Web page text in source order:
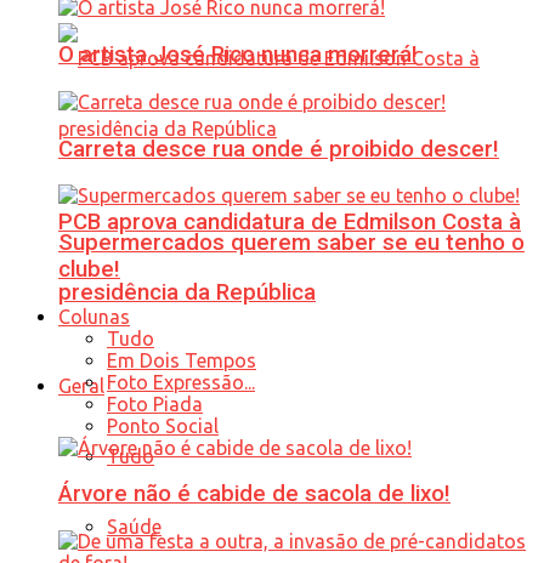
PCB aprova candidatura de Edmilson Costa à
presidência da República
Geral
Tudo
Saúde
O artista José Rico nunca morrerá!
Carreta desce rua onde é proibido descer!
Supermercados querem saber se eu tenho o
clube!
Colunas
Tudo
Em Dois Tempos
Foto Expressão...
Foto Piada
Ponto Social
Árvore não é cabide de sacola de lixo!